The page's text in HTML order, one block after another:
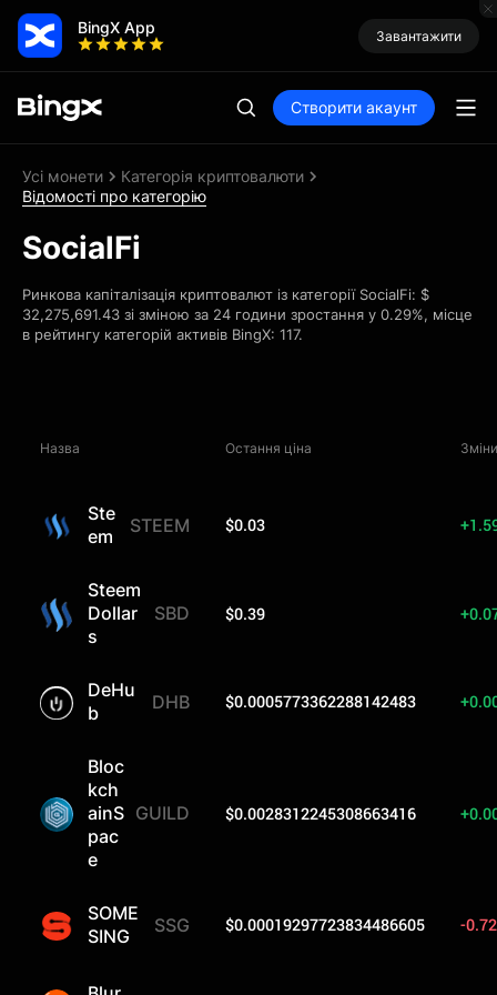
BingX App Завантажити
Створити акаунт
Усі монети
Категорія криптовалюти
Відомості про категорію
SocialFi
Ринкова капіталізація криптовалют із категорії SocialFi: $
32,275,691.43 зі зміною за 24 години зростання у 0.29%, місце
в рейтингу категорій активів BingX: 117.
Назва Остання ціна
Ste
em
STEEM $0.03
Steem
Dollar
s
SBD $0.39
DeHu
b
DHB $0.0005773362288142483
Bloc
kch
ainS
pac
e
GUILD $0.0028312245308663416
SOME
SING
SSG $0.00019297723834486605 -